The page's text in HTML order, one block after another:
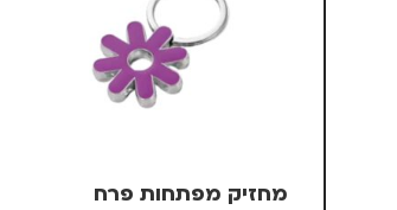
מחזיק מפתחות פרח